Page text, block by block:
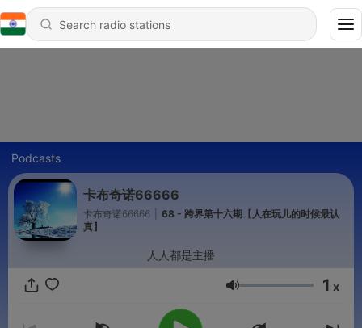
Podcasts
卡布奇诺66666
卡布奇诺66666
68 - 跨界第十六期【人在玩儿的时候最认
真】
人人都是主播
Volume 1 x